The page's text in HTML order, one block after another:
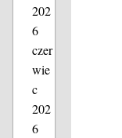
202
6
czer
wie
c
202
6